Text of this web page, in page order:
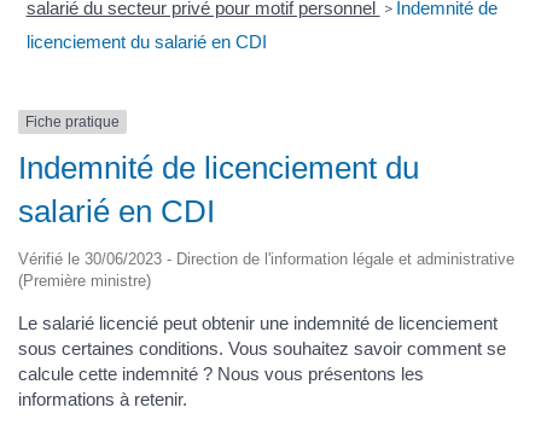
salarié du secteur privé pour motif personnel > Indemnité de
licenciement du salarié en CDI
Fiche pratique
Indemnité de licenciement du
salarié en CDI
Vérifié le 30/06/2023 - Direction de l'information légale et administrative
(Première ministre)
Le salarié licencié peut obtenir une indemnité de licenciement
sous certaines conditions. Vous souhaitez savoir comment se
calcule cette indemnité ? Nous vous présentons les
informations à retenir.